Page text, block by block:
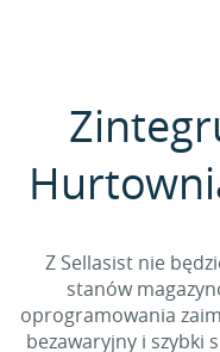
Z Sellasist nie
stanów
oprogramowania
bezawaryjny i szybki